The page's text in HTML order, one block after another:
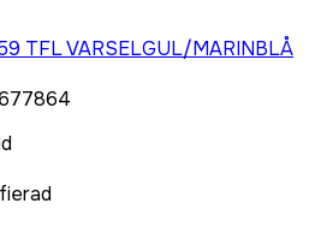
TFL VARSELGUL/MARINBLÅ